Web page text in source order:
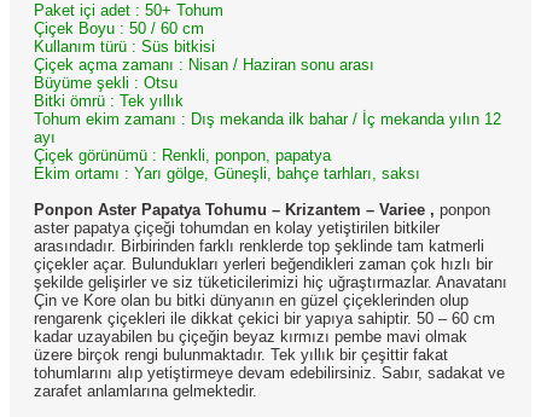
Paket içi adet : 50+ Tohum
Çiçek Boyu : 50 / 60 cm
Kullanım türü : Süs bitkisi
Çiçek açma zamanı : Nisan / Haziran sonu arası
Büyüme şekli : Otsu
Bitki ömrü : Tek yıllık
Tohum ekim zamanı : Dış mekanda ilk bahar / İç mekanda yılın 12
ayı
Çiçek görünümü : Renkli, ponpon, papatya
Ekim ortamı : Yarı gölge, Güneşli, bahçe tarhları, saksı
Ponpon Aster Papatya Tohumu – Krizantem – Variee , ponpon
aster papatya çiçeği tohumdan en kolay yetiştirilen bitkiler
arasındadır. Birbirinden farklı renklerde top şeklinde tam katmerli
çiçekler açar. Bulundukları yerleri beğendikleri zaman çok hızlı bir
şekilde gelişirler ve siz tüketicilerimizi hiç uğraştırmazlar. Anavatanı
Çin ve Kore olan bu bitki dünyanın en güzel çiçeklerinden olup
rengarenk çiçekleri ile dikkat çekici bir yapıya sahiptir. 50 – 60 cm
kadar uzayabilen bu çiçeğin beyaz kırmızı pembe mavi olmak
üzere birçok rengi bulunmaktadır. Tek yıllık bir çeşittir fakat
tohumlarını alıp yetiştirmeye devam edebilirsiniz. Sabır, sadakat ve
zarafet anlamlarına gelmektedir.